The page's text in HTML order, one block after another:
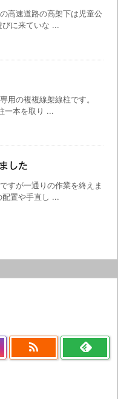
高速道路の高架下は児童公
びに来ていな ...
用の複複線架線柱です。
一本を取り ...
した
すが一通りの作業を終えま
配置や手直し ...
